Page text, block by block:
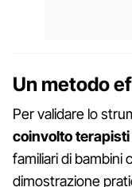
Un metodo
Per validare lo
coinvolto
familiari di bambini
dimostrazione